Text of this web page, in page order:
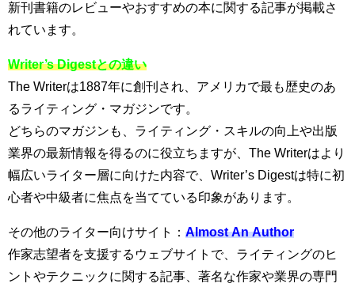
新刊書籍のレビューやおすすめの本に関する記事が掲載さ
れています。
Writer’s Digestとの違い
The Writerは1887年に創刊され、アメリカで最も歴史のあ
るライティング・マガジンです。
どちらのマガジンも、ライティング・スキルの向上や出版
業界の最新情報を得るのに役立ちますが、The Writerはより
幅広いライター層に向けた内容で、Writer’s Digestは特に初
心者や中級者に焦点を当てている印象があります。
その他のライター向けサイト： Almost An Author
作家志望者を支援するウェブサイトで、ライティングのヒ
ントやテクニックに関する記事、著名な作家や業界の専門